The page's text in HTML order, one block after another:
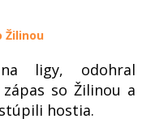
Žilinou
ligy, odohral
so Žilinou a
hostia.